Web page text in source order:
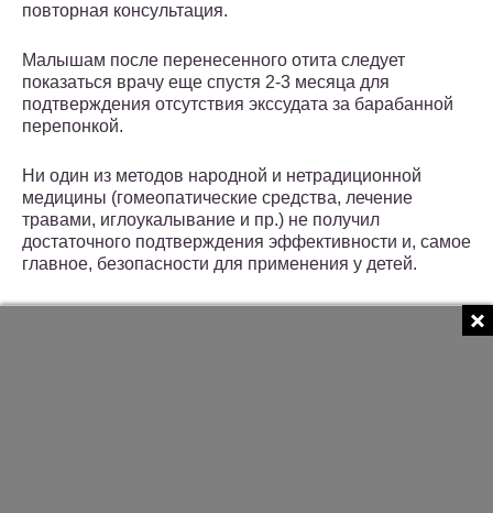
повторная консультация.
Малышам после перенесенного отита следует
показаться врачу еще спустя 2-3 месяца для
подтверждения отсутствия экссудата за барабанной
перепонкой.
Ни один из методов народной и нетрадиционной
медицины (гомеопатические средства, лечение
травами, иглоукалывание и пр.) не получил
достаточного подтверждения эффективности и, самое
главное, безопасности для применения у детей.